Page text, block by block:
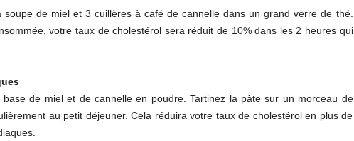
soupe de miel et 3 cuillères à café de cannelle dans un grand verre de thé.
votre taux de cholestérol sera réduit de 10% dans les 2 heures qui
de miel et de cannelle en poudre. Tartinez la pâte sur un morceau de
au petit déjeuner. Cela réduira votre taux de cholestérol en plus de